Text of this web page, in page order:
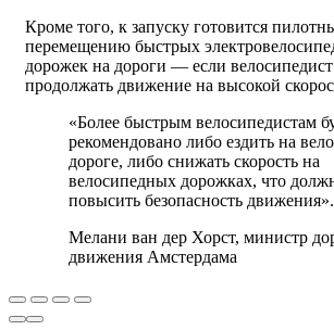
Кроме того, к запуску готовится
перемещению быстрых
дорожек на дороги — если велосипедист
продолжать движение на высокой
«Более быстрым велосипедистам
рекомендовано либо ездить на
дороге, либо снижать скорость на
велосипедных дорожках, что
повысить безопасность движения».
Мелани ван дер Хорст, министр
движения Амстердама